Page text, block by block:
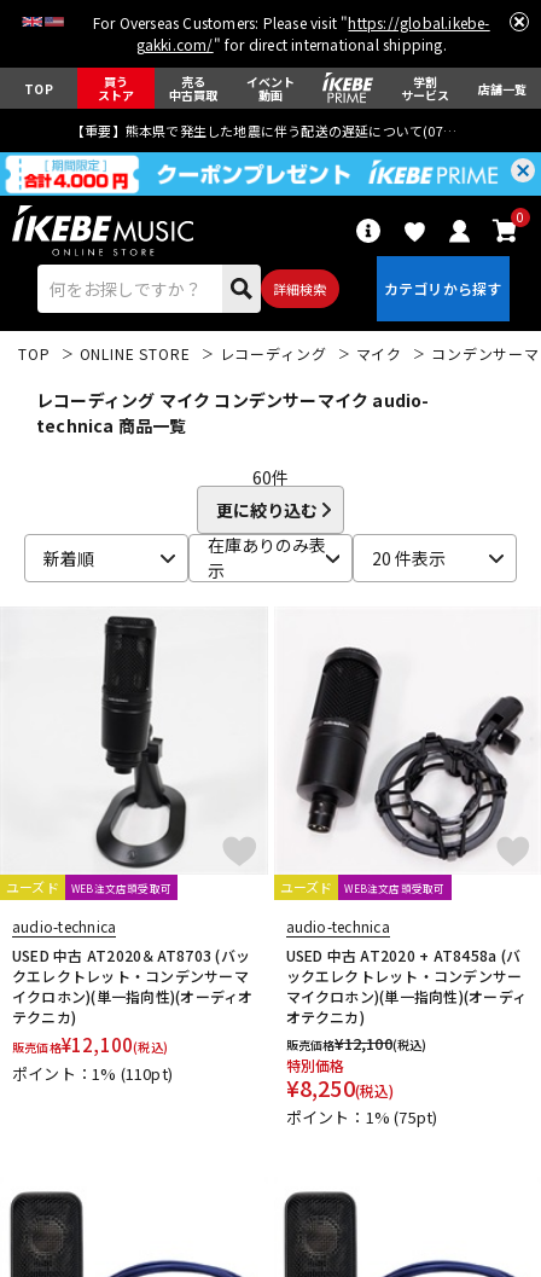
For Overseas Customers: Please visit "https://global.ikebe-
gakki.com/" for direct international shipping.
TOP 買う
ストア
売る
中古買取
イベント
動画
学割
サービス 店舗一覧
【重要】熊本県で発生した地震に伴う配送の遅延について(07月29日
詳細検索
0
ベース ウクレレ
ドラム パーカッション
キーボード 電子ピアノ
管楽器 その他楽器
アンプ エフェクター
DTM
レコーディング機器
中古 ヴィンテージ
TOP ONLINE STORE レコーディング マイク コンデンサー
レコーディング マイク コンデンサーマイク audio-
technica 商品一覧
60件
更に絞り込む
新着順
在庫ありのみ表
示
20 件表示
ユーズド WEB注文店頭受取可
audio-technica
USED 中古 AT2020＆AT8703 (バッ
クエレクトレット・コンデンサーマ
イクロホン)(単一指向性)(オーディオ
テクニカ)
販売価格¥12,100(税込)
ポイント：1% (110pt)
ユーズド WEB注文店頭受取可
audio-technica
USED 中古 AT2020 + AT8458a (バ
ックエレクトレット・コンデンサー
マイクロホン)(単一指向性)(オーディ
オテクニカ)
販売価格¥12,100(税込)
特別価格
¥8,250(税込)
ポイント：1%(75pt)